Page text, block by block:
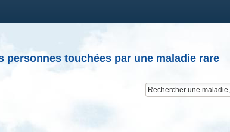
personnes touchées par une maladie rare